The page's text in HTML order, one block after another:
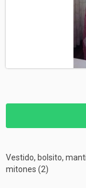
Vestido, bolsito,
mitones (2)